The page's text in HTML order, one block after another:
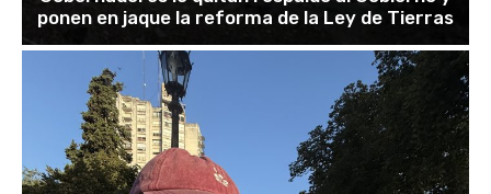
ponen en jaque la reforma de la Ley de Tierras